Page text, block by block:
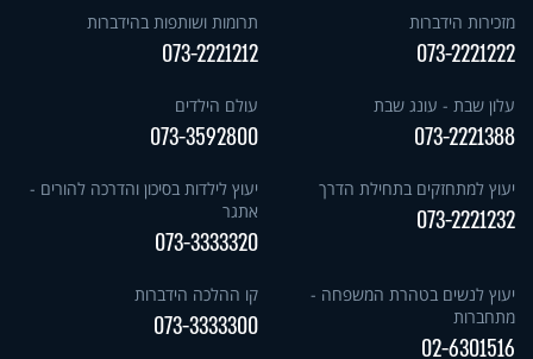
מזכירות הידברות
073-2221222
תרומות ושותפות בהידברות
073-2221212
עלון שבת - עונג שבת
073-2221388
עולם הילדים
073-3592800
יעוץ למתחזקים בתחילת הדרך
073-2221232
יעוץ לילדות בסיכון והדרכה להורים -
אתגר
073-3333320
יעוץ לנשים בטהרת המשפחה -
מתחברות
02-6301516
קו ההלכה הידברות
073-3333300